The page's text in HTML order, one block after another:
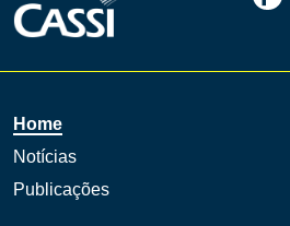
Home
Notícias
Publicações